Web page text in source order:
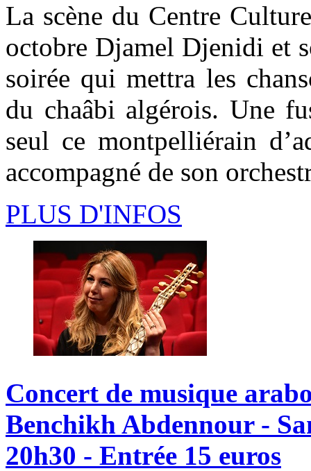
La scène du Centre
octobre Djamel Djenidi et
soirée qui mettra les
du chaâbi algérois. Une
seul ce montpelliérain
accompagné de son
PLUS D'INFOS
Concert de musique
Benchikh Abdennour -
20h30 - Entrée 15 euros